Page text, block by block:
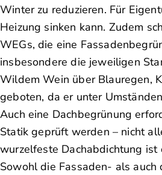
Winter zu reduzieren. Für
Heizung sinken kann. Zudem
WEGs, die eine
insbesondere die jeweiligen
Wildem Wein über Blauregen,
geboten, da er unter
Auch eine Dachbegrünung
Statik geprüft werden – nicht
wurzelfeste Dachabdichtung ist
Sowohl die Fassaden- als